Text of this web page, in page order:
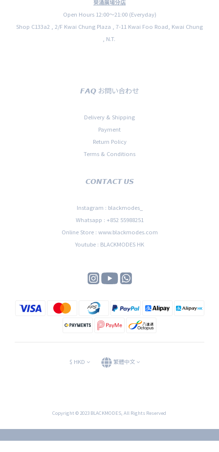
葵涌廣場分店
Open Hours 12:00〜21:00 (Everyday)
Shop C133a2 , 2/F Kwai Chung Plaza , 7-11 Kwai Foo Road, Kwai Chung
, N.T.
𝙁𝘼𝙌 お問い合わせ
Delivery & Shipping
Payment
Return Policy
Terms & Conditions
𝘾𝙊𝙉𝙏𝘼𝘾𝙏 𝙐𝙎
Instagram : blackmodes_
Whatsapp : +852 55988251
Online Store : www.blackmodes.com
Youtube : BLACKMODES HK
$ HKD 繁體中文
Copyright © 2023 BLACKMODES, All Rights Reserved